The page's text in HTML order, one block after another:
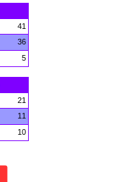
41
36
5
21
11
10